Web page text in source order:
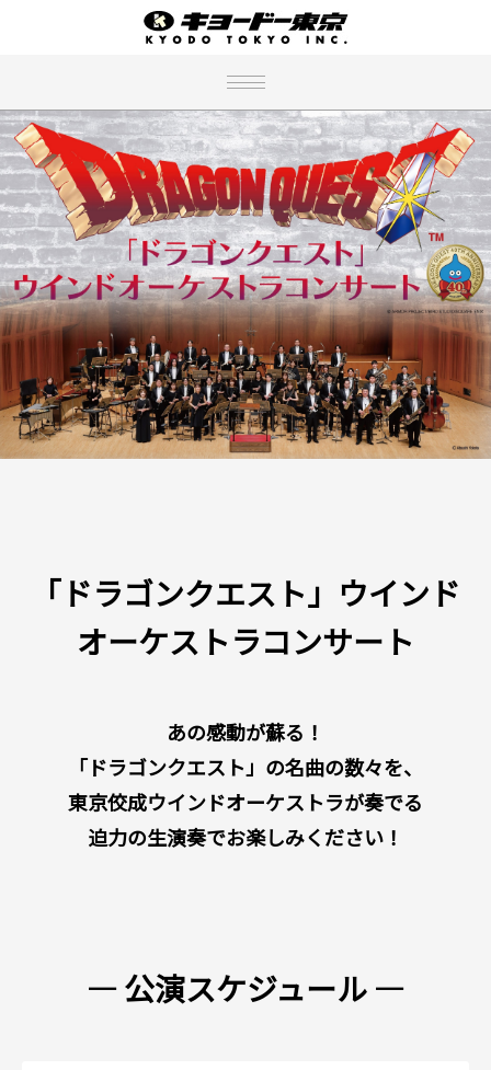
「ドラゴンクエスト」ウインド
オーケストラコンサート
あの感動が蘇る！
「ドラゴンクエスト」の名曲の数々を、
東京佼成ウインドオーケストラが奏でる
迫力の生演奏でお楽しみください！
— 公演スケジュール —